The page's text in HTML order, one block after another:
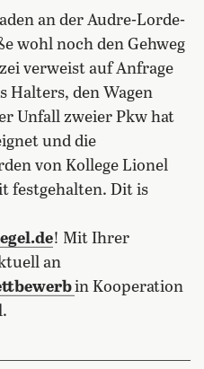
an der Audre-Lorde-
wohl noch den Gehweg
verweist auf Anfrage
Halters, den Wagen
Unfall zweier Pkw hat
und die
von Kollege Lionel
festgehalten. Dit is
! Mit Ihrer
an
in Kooperation